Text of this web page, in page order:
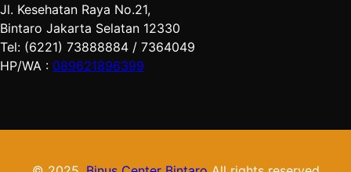
Jl. Kesehatan Raya No.21,
Bintaro Jakarta Selatan 12330
Tel: (6221) 73888884 / 7364049
HP/WA : 089621896399